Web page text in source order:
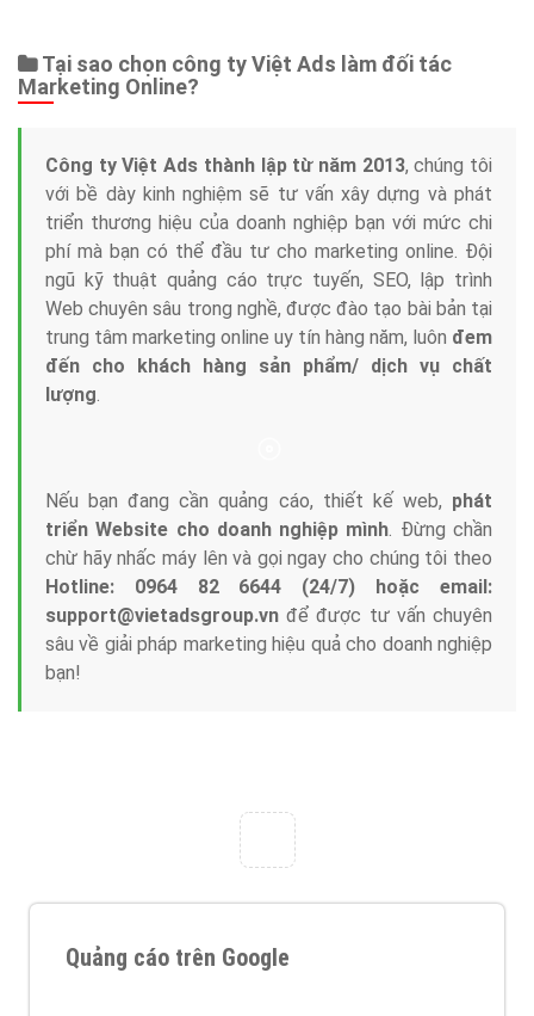
Tại sao chọn công ty Việt Ads làm đối tác
Marketing Online?
Công ty Việt Ads thành lập từ năm 2013, chúng tôi
với bề dày kinh nghiệm sẽ tư vấn xây dựng và phát
triển thương hiệu của doanh nghiệp bạn với mức chi
phí mà bạn có thể đầu tư cho marketing online. Đội
ngũ kỹ thuật quảng cáo trực tuyến, SEO, lập trình
Web chuyên sâu trong nghề, được đào tạo bài bản tại
trung tâm marketing online uy tín hàng năm, luôn đem
đến cho khách hàng sản phẩm/ dịch vụ chất
lượng.
Nếu bạn đang cần quảng cáo, thiết kế web, phát
triển Website cho doanh nghiệp mình. Đừng chần
chừ hãy nhấc máy lên và gọi ngay cho chúng tôi theo
Hotline: 0964 82 6644 (24/7) hoặc email:
support@vietadsgroup.vn để được tư vấn chuyên
sâu về giải pháp marketing hiệu quả cho doanh nghiệp
bạn!
Quảng cáo trên Google